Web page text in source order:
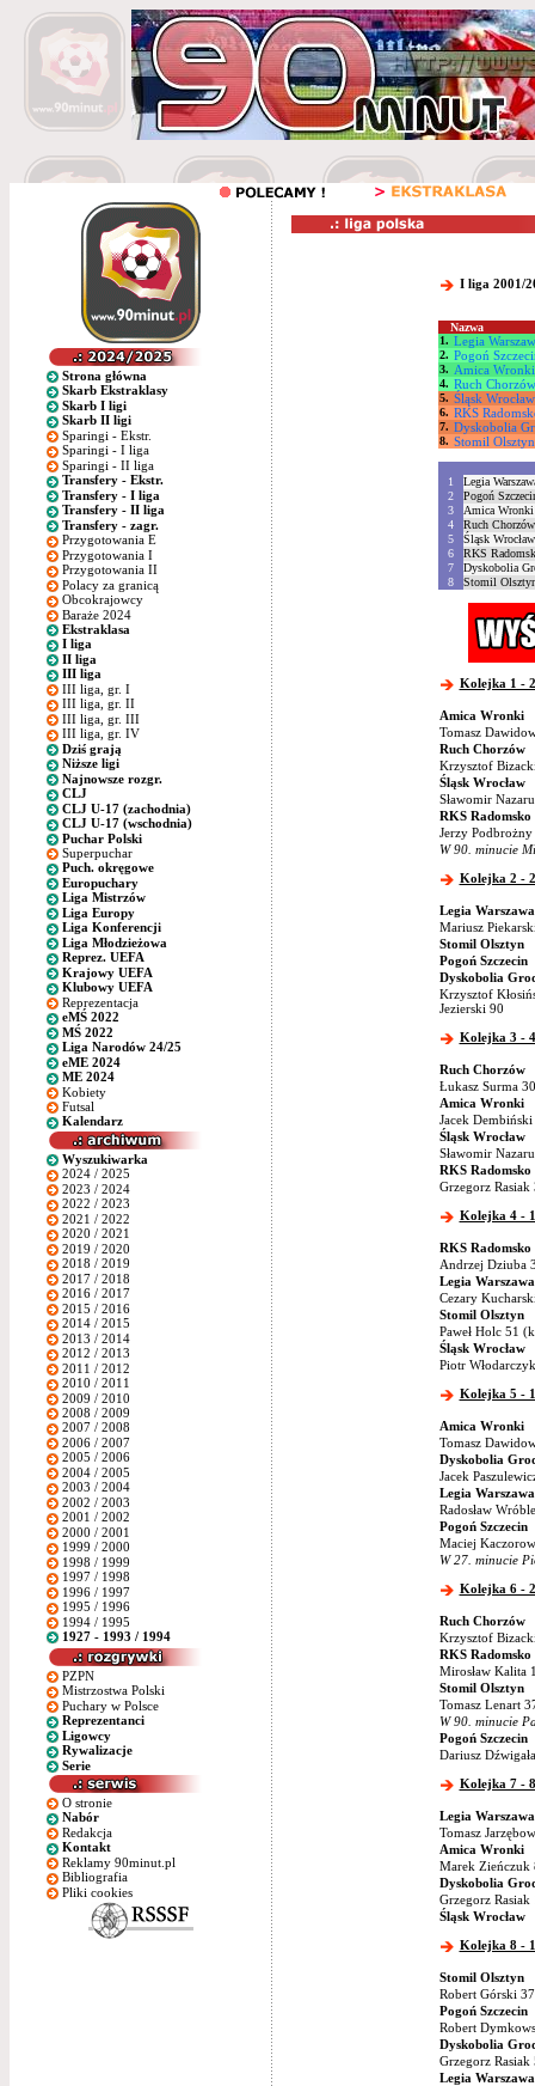
Strona główna
Skarb Ekstraklasy
Skarb I ligi
Skarb II ligi
Sparingi - Ekstr.
Sparingi - I liga
Sparingi - II liga
Transfery - Ekstr.
Transfery - I liga
Transfery - II liga
Transfery - zagr.
Przygotowania E
Przygotowania I
Przygotowania II
Polacy za granicą
Obcokrajowcy
Baraże 2024
Ekstraklasa
I liga
II liga
III liga
III liga, gr. I
III liga, gr. II
III liga, gr. III
III liga, gr. IV
Dziś grają
Niższe ligi
Najnowsze rozgr.
CLJ
CLJ U-17 (zachodnia)
CLJ U-17 (wschodnia)
Puchar Polski
Superpuchar
Puch. okręgowe
Europuchary
Liga Mistrzów
Liga Europy
Liga Konferencji
Liga Młodzieżowa
Reprez. UEFA
Krajowy UEFA
Klubowy UEFA
Reprezentacja
eMŚ 2022
MŚ 2022
Liga Narodów 24/25
eME 2024
ME 2024
Kobiety
Futsal
Kalendarz
Wyszukiwarka
2024 / 2025
2023 / 2024
2022 / 2023
2021 / 2022
2020 / 2021
2019 / 2020
2018 / 2019
2017 / 2018
2016 / 2017
2015 / 2016
2014 / 2015
2013 / 2014
2012 / 2013
2011 / 2012
2010 / 2011
2009 / 2010
2008 / 2009
2007 / 2008
2006 / 2007
2005 / 2006
2004 / 2005
2003 / 2004
2002 / 2003
2001 / 2002
2000 / 2001
1999 / 2000
1998 / 1999
1997 / 1998
1996 / 1997
1995 / 1996
1994 / 1995
1927 - 1993 / 1994
PZPN
Mistrzostwa Polski
Puchary w Polsce
Reprezentanci
Ligowcy
Rywalizacje
Serie
O stronie
Nabór
Redakcja
Kontakt
Reklamy 90minut.pl
Bibliografia
Pliki cookies
I liga 2001/
Nazwa
1. Legia
2. Pogoń
3. Amica Wronki
4. Ruch Chorzów
5. Śląsk Wrocław
6. RKS
7. Dyskobolia
8. Stomil Olsztyn
1
Legia
2
Pogoń
3
Amica Wronki
4
Ruch Chorzów
5
Śląsk Wrocław
6
RKS
7
Dyskobolia
8
Stomil
Kolejka 1 -
Amica Wronki
Tomasz
Ruch Chorzów
Krzysztof
Śląsk Wrocław
Sławomir
RKS Radomsko
Jerzy
W 90. minucie
Kolejka 2 -
Legia Warszawa
Mariusz
Stomil Olsztyn
Pogoń Szczecin
Dyskobolia
Krzysztof
Jezierski 90
Kolejka 3 -
Ruch Chorzów
Łukasz Surma
Amica Wronki
Jacek
Śląsk Wrocław
Sławomir
RKS Radomsko
Grzegorz Rasiak
Kolejka 4 -
RKS Radomsko
Andrzej Dziuba
Legia Warszawa
Cezary
Stomil Olsztyn
Paweł Holc 51
Śląsk Wrocław
Piotr
Kolejka 5 -
Amica Wronki
Tomasz
Dyskobolia
Jacek
Legia Warszawa
Radosław
Pogoń Szczecin
Maciej
W 27. minucie
Kolejka 6 -
Ruch Chorzów
Krzysztof
RKS Radomsko
Mirosław Kalita
Stomil Olsztyn
Tomasz Lenart
W 90. minucie
Pogoń Szczecin
Dariusz
Kolejka 7 -
Legia Warszawa
Tomasz
Amica Wronki
Marek Zieńczuk
Dyskobolia
Grzegorz
Śląsk Wrocław
Kolejka 8 -
Stomil Olsztyn
Robert Górski 37
Pogoń Szczecin
Robert
Dyskobolia
Grzegorz Rasiak
Legia Warszawa